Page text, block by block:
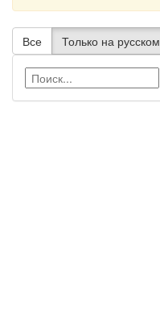
Все Только на русском